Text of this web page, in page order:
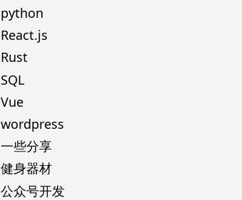
python
React.js
Rust
SQL
Vue
wordpress
一些分享
健身器材
公众号开发